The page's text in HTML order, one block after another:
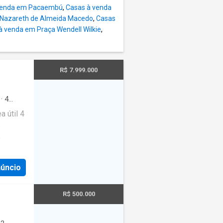
em Pacaembú, Casas à venda
de Almeida Macedo, Casas
venda em Praça Wendell Wilkie,
· 4
·útil 4
R$ 7.999.000
R$ 500.000